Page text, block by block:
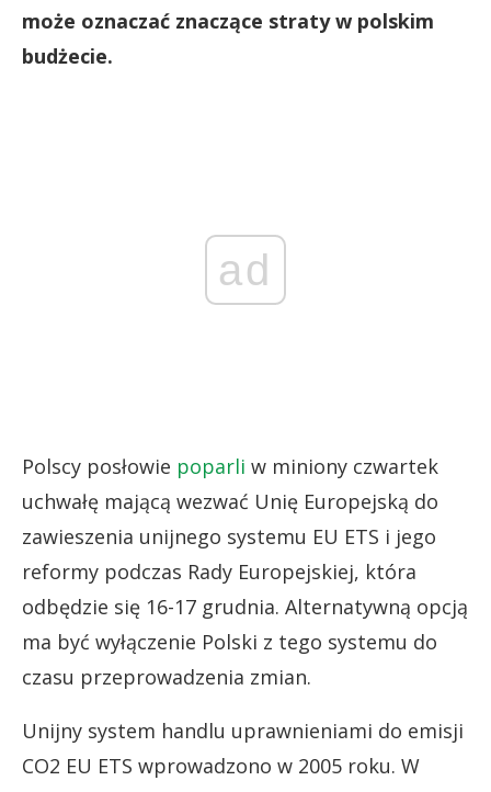
może oznaczać znaczące straty w polskim
budżecie.
ad
Polscy posłowie poparli w miniony czwartek
uchwałę mającą wezwać Unię Europejską do
zawieszenia unijnego systemu EU ETS i jego
reformy podczas Rady Europejskiej, która
odbędzie się 16-17 grudnia. Alternatywną opcją
ma być wyłączenie Polski z tego systemu do
czasu przeprowadzenia zmian.
Unijny system handlu uprawnieniami do emisji
CO2 EU ETS wprowadzono w 2005 roku. W